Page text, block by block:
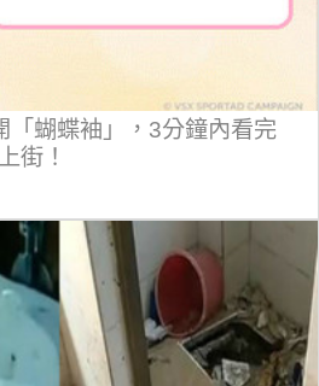
「蝴蝶袖」，3分鐘內看完
街！